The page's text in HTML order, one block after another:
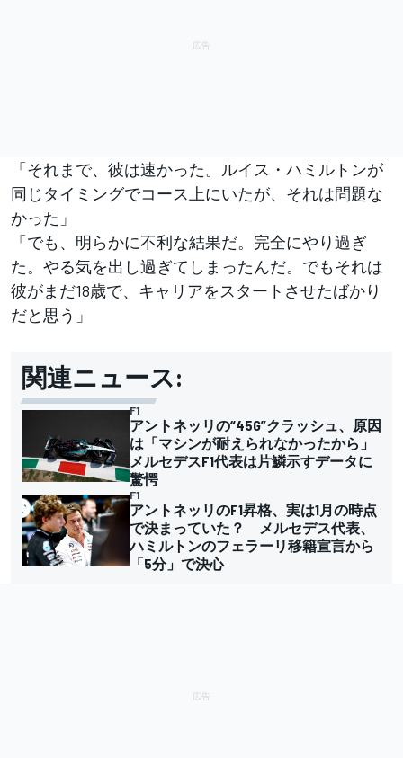
「それまで、彼は速かった。ルイス・ハミルトンが
同じタイミングでコース上にいたが、それは問題な
かった」
「でも、明らかに不利な結果だ。完全にやり過ぎ
た。やる気を出し過ぎてしまったんだ。でもそれは
彼がまだ18歳で、キャリアをスタートさせたばかり
だと思う」
関連ニュース:
F1
アントネッリの“45G”クラッシュ、原因
は「マシンが耐えられなかったから」
メルセデスF1代表は片鱗示すデータに
驚愕
F1
アントネッリのF1昇格、実は1月の時点
で決まっていた？ メルセデス代表、
ハミルトンのフェラーリ移籍宣言から
「5分」で決心